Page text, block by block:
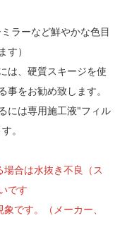
ラーなど鮮やかな色目
す）
は、硬質スキージを使
事をお勧め致します。
には専用施工液"フィル
。
合は水抜き不良（ス
です
です。（メーカー、